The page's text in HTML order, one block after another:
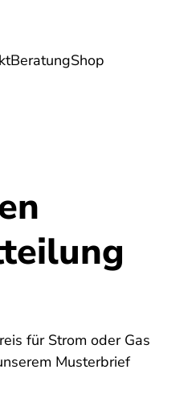
BeratungShop
Verträge
für Strom oder Gas
Musterbrief